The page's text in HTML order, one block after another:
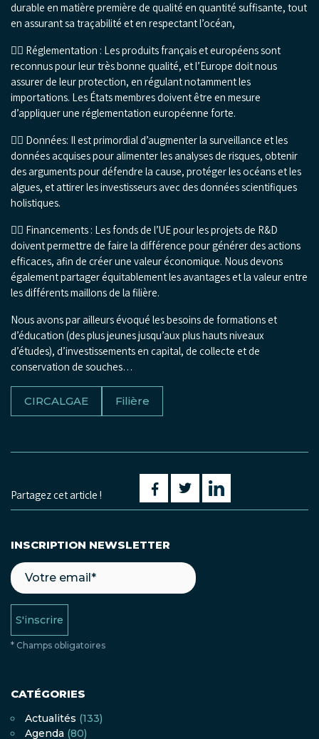
durable en matière première de qualité en quantité suffisante, tout
en assurant sa traçabilité et en respectant l’océan,
👍🏼 Réglementation : Les produits français et européens sont
reconnus pour leur très bonne qualité, et l’Europe doit nous
assurer de leur protection, en régulant notamment les
importations. Les États membres doivent être en mesure
d’appliquer une réglementation européenne forte.
👍🏼 Données: Il est primordial d’augmenter la surveillance et les
données acquises pour alimenter les analyses de risques, obtenir
des arguments pour défendre la cause, protéger les océans et les
algues, et attirer les investisseurs avec des données scientifiques
holistiques.
👍🏼 Financements : Les fonds de l’UE pour les projets de R&D
doivent permettre de faire la différence pour générer des actions
efficaces, afin de créer une valeur économique. Nous devons
également partager équitablement les avantages et la valeur entre
les différents maillons de la filière.
Nous avons par ailleurs évoqué les besoins de formations et
d’éducation (des plus jeunes jusqu’aux plus hauts niveaux
d’études), d’investissements en capital, de collecte et de
conservation de souches…
CIRCALGAE Filière
Partagez cet article !
INSCRIPTION NEWSLETTER
S'inscrire
* Champs obligatoires
CATÉGORIES
Actualités (133)
Agenda (80)